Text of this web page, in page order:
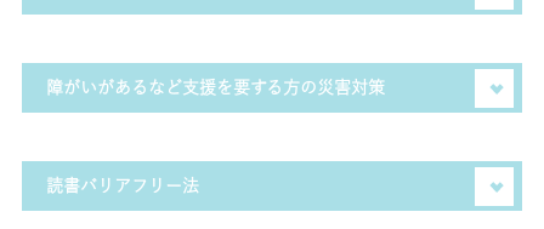
をあげました。国としても平成28年度から約90億円の予算
を生きるためにも、課題が解決するまで国も全面的に支援
が急増しました。悩める女性が、いつでも相談できる体制
の整備が急務でした。政務官拝命時にはSNSでの相談や24
た。また、性犯罪・性暴力の対策を強化する政府の方針の
下、刑事法の改正を見据えた議論を推進してきました。
障がいがあるなど支援を要する方の災害対策
切に届かず逃げ遅れたことが大きな要因のひとつでした。
その死亡率は健常者の約2倍です。二度とそのようなことが
読書バリアフリー法